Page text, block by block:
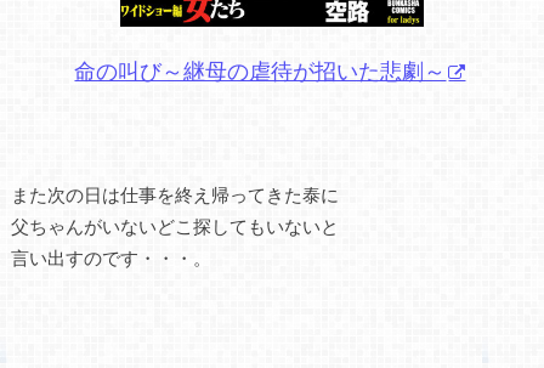
命の叫び～継母の虐待が招いた悲劇～
また次の日は仕事を終え帰ってきた泰に
父ちゃんがいないどこ探してもいないと
言い出すのです・・・。